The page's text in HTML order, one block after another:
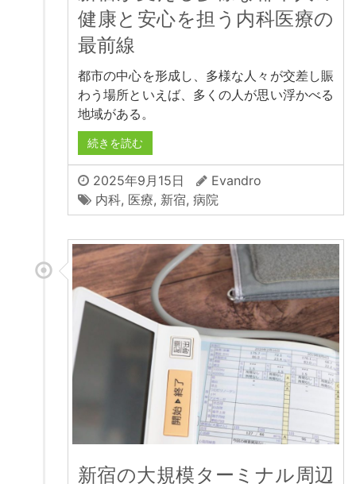
健康と安心を担う内科医療の
最前線
都市の中心を形成し、多様な人々が交差し賑
わう場所といえば、多くの人が思い浮かべる
地域がある。
続きを読む
2025年9月15日
Evandro
内科, 医療, 新宿, 病院
新宿の大規模ターミナル周辺